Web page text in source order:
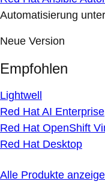
Automatisierung
Neue Version
Empfohlen
Lightwell
Red Hat AI Enterprise
Red Hat OpenShift
Red Hat Desktop
Alle Produkte